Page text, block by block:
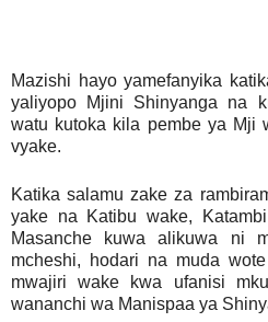
Mazishi hayo yamefanyika
yaliyopo Mjini Shinyanga na
watu kutoka kila pembe ya Mji
vyake.
Katika salamu zake za
yake na Katibu wake,
Masanche kuwa alikuwa ni
mcheshi, hodari na muda
mwajiri wake kwa ufanisi
wananchi wa Manispaa ya